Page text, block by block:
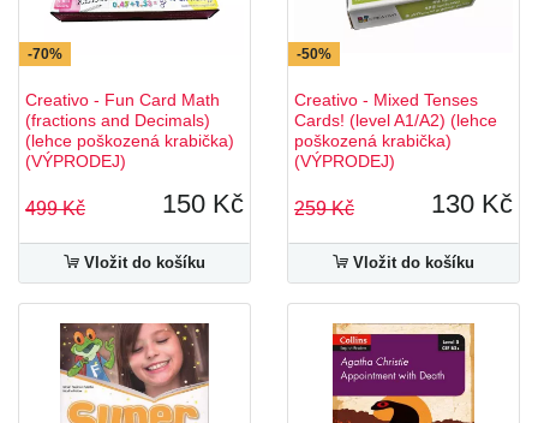
-70%
Creativo - Fun Card Math
(fractions and Decimals)
(lehce poškozená krabička)
(VÝPRODEJ)
499 Kč 150 Kč
Vložit do košíku
-50%
Creativo - Mixed Tenses
Cards! (level A1/A2) (lehce
poškozená krabička)
(VÝPRODEJ)
259 Kč 130 Kč
Vložit do košíku